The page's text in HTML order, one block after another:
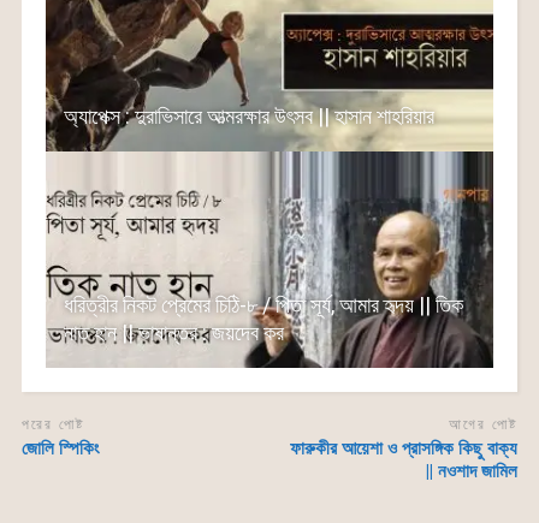
অ্যাপেক্স : দুরাভিসারে আত্মরক্ষার উৎসব || হাসান শাহরিয়ার
ধরিত্রীর নিকট প্রেমের চিঠি-৮ / পিতা সূর্য, আমার হৃদয় || তিক
নাত হান || ভাষান্তর : জয়দেব কর
পরের পোষ্ট
জোলি স্পিকিং
আগের পোষ্ট
ফারুকীর আয়েশা ও প্রাসঙ্গিক কিছু বাক্য
|| নওশাদ জামিল